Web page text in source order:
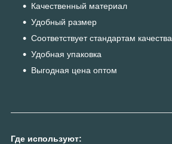
Качественный материал
Удобный размер
Соответствует стандартам качества
Удобная упаковка
Выгодная цена оптом
Где используют: